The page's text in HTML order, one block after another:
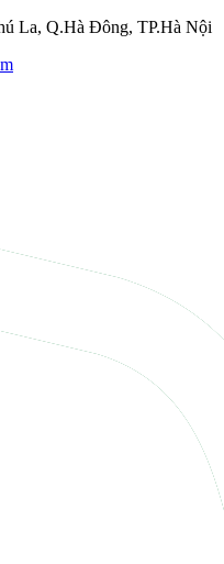
La, Q.Hà Đông, TP.Hà Nội